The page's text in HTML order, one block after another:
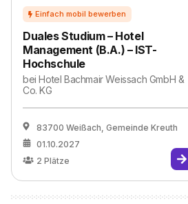
Duales Studium – Hotel
Management (B.A.) – IST-
Hochschule
beiHotel Bachmair Weissach GmbH &
Co. KG
83700 Weißach, Gemeinde Kreuth
01.10.2027
2 Plätze